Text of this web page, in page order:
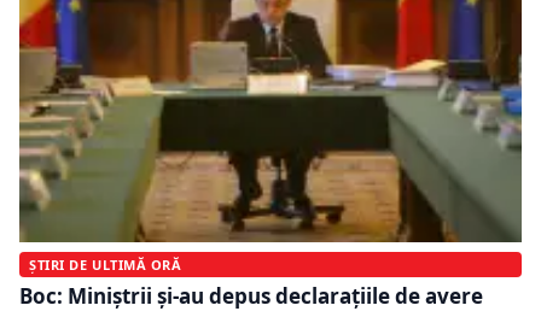
ȘTIRI DE ULTIMĂ ORĂ
Boc: Miniştrii şi-au depus declaraţiile de avere